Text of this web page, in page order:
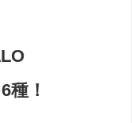
種！